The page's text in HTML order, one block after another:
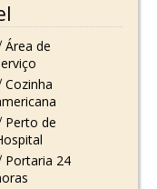
Área de
Cozinha
Perto de
Portaria 24